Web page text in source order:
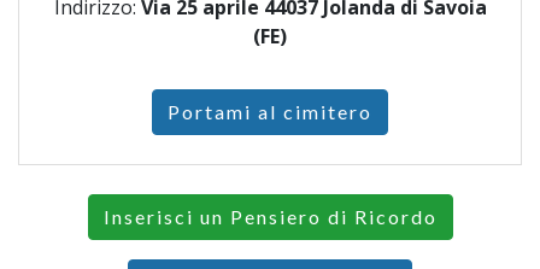
Indirizzo: Via 25 aprile 44037 Jolanda di Savoia
(FE)
Portami al cimitero
Inserisci un Pensiero di Ricordo